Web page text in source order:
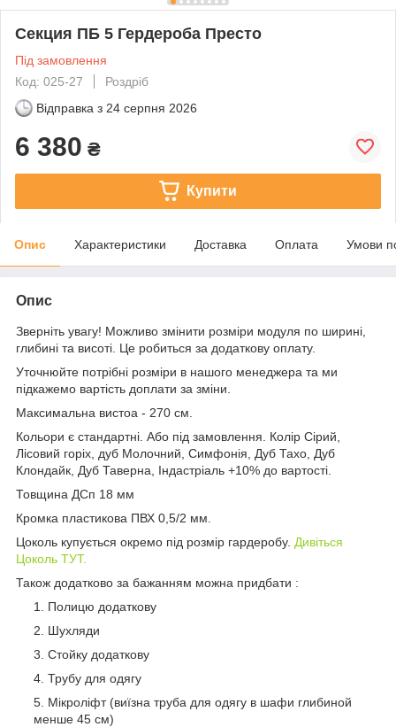
Секция ПБ 5 Гердероба Престо
Під замовлення
Код: 025-27
Роздріб
Відправка з 24 серпня 2026
6 380 ₴
Купити
Опис Характеристики Доставка Оплата Умови
Опис
Зверніть увагу! Можливо змінити розміри модуля по ширині,
глибині та висоті. Це робиться за додаткову оплату.
Уточнюйте потрібні розміри в нашого менеджера та ми
підкажемо вартість доплати за зміни.
Максимальна вистоа - 270 см.
Кольори є стандартні. Або під замовлення. Колір Сірий,
Лісовий горіх, дуб Молочний, Симфонія, Дуб Тахо, Дуб
Клондайк, Дуб Таверна, Індастріаль +10% до вартості.
Товщина ДСп 18 мм
Кромка пластикова ПВХ 0,5/2 мм.
Цоколь купується окремо під розмір гардеробу. Дивіться
Цоколь ТУТ.
Також додатково за бажанням можна придбати :
Полицю додаткову
Шухляди
Стойку додаткову
Трубу для одягу
Мікроліфт (виїзна труба для одягу в шафи глибиной
менше 45 см)